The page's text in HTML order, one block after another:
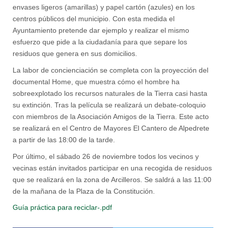
envases ligeros (amarillas) y papel cartón (azules) en los
centros públicos del municipio. Con esta medida el
Ayuntamiento pretende dar ejemplo y realizar el mismo
esfuerzo que pide a la ciudadanía para que separe los
residuos que genera en sus domicilios.
La labor de concienciación se completa con la proyección del
documental Home, que muestra cómo el hombre ha
sobreexplotado los recursos naturales de la Tierra casi hasta
su extinción. Tras la película se realizará un debate-coloquio
con miembros de la Asociación Amigos de la Tierra. Este acto
se realizará en el Centro de Mayores El Cantero de Alpedrete
a partir de las 18:00 de la tarde.
Por último, el sábado 26 de noviembre todos los vecinos y
vecinas están invitados participar en una recogida de residuos
que se realizará en la zona de Arcilleros. Se saldrá a las 11:00
de la mañana de la Plaza de la Constitución.
Guía práctica para reciclar-.pdf